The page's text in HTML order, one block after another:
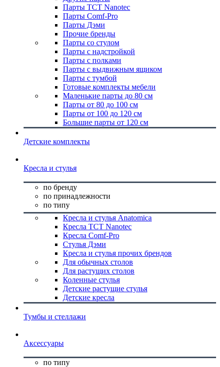
Парты TCT Nanotec
Парты Comf-Pro
Парты Дэми
Прочие бренды
Парты со стулом
Парты с надстройкой
Парты с полками
Парты с выдвижным ящиком
Парты с тумбой
Готовые комплекты мебели
Маленькие парты до 80 см
Парты от 80 до 100 см
Парты от 100 до 120 см
Большие парты от 120 см
Детские комплекты
Кресла и стулья
по бренду
по принадлежности
по типу
Кресла и стулья Anatomica
Кресла TCT Nanotec
Кресла Comf-Pro
Стулья Дэми
Кресла и стулья прочих брендов
Для обычных столов
Для растущих столов
Коленные стулья
Детские растущие стулья
Детские кресла
Тумбы и стеллажи
Аксессуары
по типу